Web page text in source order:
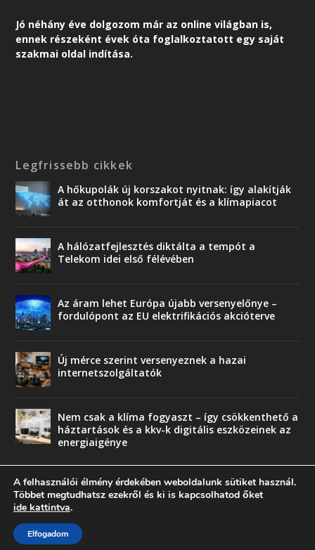
Jó néhány éve dolgozom már az online világban is,
ennek részeként évek óta foglalkoztatott egy saját
szakmai oldal indítása.
Legfrissebb cikkek
A hőkupolák új korszakot nyitnak: így alakítják
át az otthonok komfortját és a klímapiacot
A hálózatfejlesztés diktálta a tempót a
Telekom idei első félévében
Az áram lehet Európa újabb versenyelőnye –
fordulópont az EU elektrifikációs akcióterve
Új mérce szerint versenyeznek a hazai
internetszolgáltatók
Nem csak a klíma fogyaszt – így csökkenthető a
háztartások és a kkv-k digitális eszközeinek az
energiaigénye
Trend
Üzlet
A felhasználói élmény érdekében weboldalunk sütiket használ.
Többet megtudhatsz ezekről és ki is kapcsolhatod őket
ide kattintva.
Elfogadom